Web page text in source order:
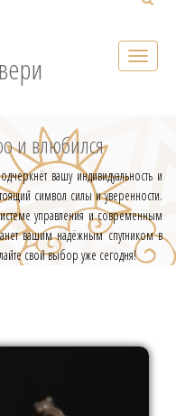
и влюбился
вашу индивидуальность и
символ силы и уверенности.
управления и современным
вашим надёжным спутником в
свой выбор уже сегодня!